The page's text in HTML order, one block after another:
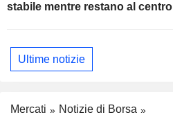
stabile mentre restano al centro
Ultime notizie
Mercati
Notizie di Borsa